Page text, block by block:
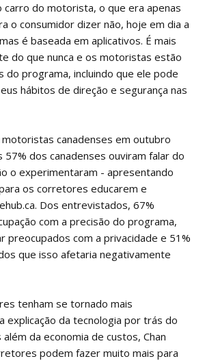
carro do motorista, o que era apenas
o consumidor dizer não, hoje em dia a
é baseada em aplicativos. É mais
do que nunca e os motoristas estão
do programa, incluindo que ele pode
hábitos de direção e segurança nas
canadenses em outubro
57% dos canadenses ouviram falar do
o experimentaram - apresentando
os corretores educarem e
Dos entrevistados, 67%
com a precisão do programa,
preocupados com a privacidade e 51%
que isso afetaria negativamente
tenham se tornado mais
explicação da tecnologia por trás do
da economia de custos, Chan
podem fazer muito mais para